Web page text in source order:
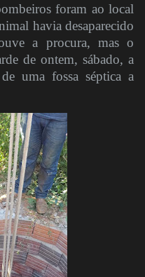
foram ao local
havia desaparecido
a procura, mas o
de ontem, sábado, a
uma fossa séptica a